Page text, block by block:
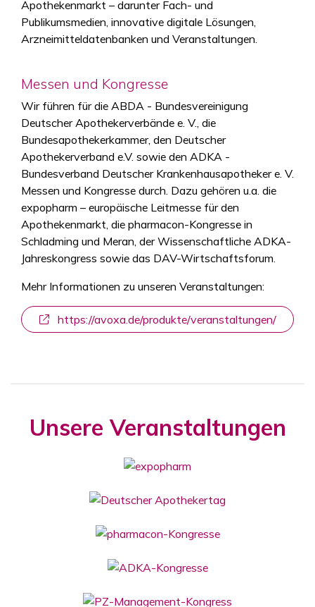
Apothekenmarkt – darunter Fach- und
Publikumsmedien, innovative digitale Lösungen,
Arzneimitteldatenbanken und Veranstaltungen.
Messen und Kongresse
Wir führen für die ABDA - Bundesvereinigung
Deutscher Apothekerverbände e. V., die
Bundesapothekerkammer, den Deutscher
Apothekerverband e.V. sowie den ADKA -
Bundesverband Deutscher Krankenhausapotheker e. V.
Messen und Kongresse durch. Dazu gehören u.a. die
expopharm – europäische Leitmesse für den
Apothekenmarkt, die pharmacon-Kongresse in
Schladming und Meran, der Wissenschaftliche ADKA-
Jahreskongress sowie das DAV-Wirtschaftsforum.
Mehr Informationen zu unseren Veranstaltungen:
https://avoxa.de/produkte/veranstaltungen/
Unsere Veranstaltungen